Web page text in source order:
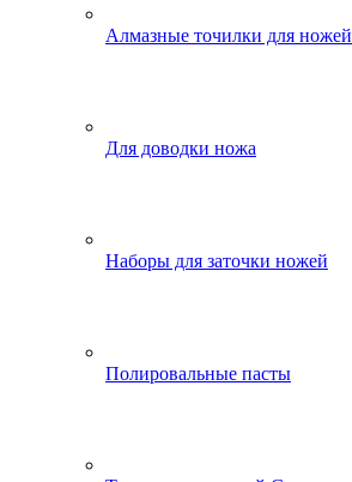
Алмазные точилки для ножей
Для доводки ножа
Наборы для заточки ножей
Полировальные пасты